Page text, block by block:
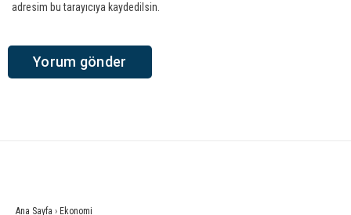
adresim bu tarayıcıya kaydedilsin.
Ana Sayfa › Ekonomi